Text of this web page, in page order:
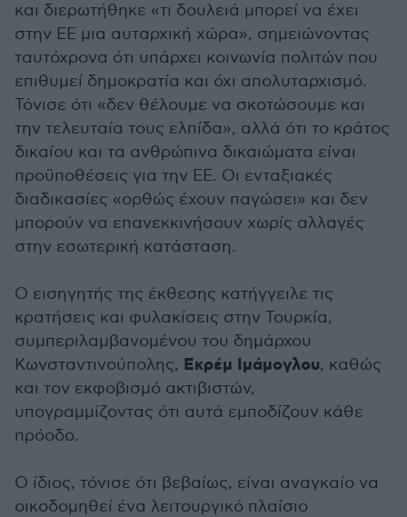
και διερωτήθηκε «τι δουλειά μπορεί να έχει
στην ΕΕ μια αυταρχική χώρα», σημειώνοντας
ταυτόχρονα ότι υπάρχει κοινωνία πολιτών που
επιθυμεί δημοκρατία και όχι απολυταρχισμό.
Τόνισε ότι «δεν θέλουμε να σκοτώσουμε και
την τελευταία τους ελπίδα», αλλά ότι το κράτος
δικαίου και τα ανθρώπινα δικαιώματα είναι
προϋποθέσεις για την ΕΕ. Οι ενταξιακές
διαδικασίες «ορθώς έχουν παγώσει» και δεν
μπορούν να επανεκκινήσουν χωρίς αλλαγές
στην εσωτερική κατάσταση.
Ο εισηγητής της έκθεσης κατήγγειλε τις
κρατήσεις και φυλακίσεις στην Τουρκία,
συμπεριλαμβανομένου του δημάρχου
Κωνσταντινούπολης, Εκρέμ Ιμάμογλου, καθώς
και τον εκφοβισμό ακτιβιστών,
υπογραμμίζοντας ότι αυτά εμποδίζουν κάθε
πρόοδο.
Ο ίδιος, τόνισε ότι βεβαίως, είναι αναγκαίο να
οικοδομηθεί ένα λειτουργικό πλαίσιο